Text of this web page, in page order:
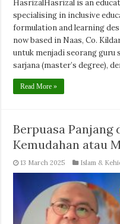
HasrizalHasrizal is an
specialising in inclusive
formulation and learning
now based in Naas, Co.
untuk menjadi seorang guru
sarjana (master’s degree),
Read More »
Berpuasa Panjang
Kemudahan atau
13 March 2025 Islam &